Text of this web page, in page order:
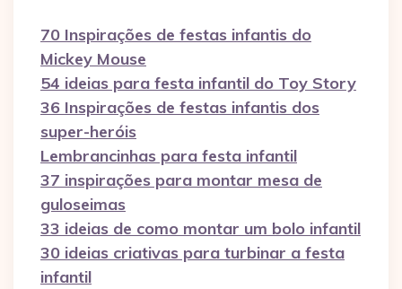
70 Inspirações de festas infantis do
Mickey Mouse
54 ideias para festa infantil do Toy Story
36 Inspirações de festas infantis dos
super-heróis
Lembrancinhas para festa infantil
37 inspirações para montar mesa de
guloseimas
33 ideias de como montar um bolo infantil
30 ideias criativas para turbinar a festa
infantil